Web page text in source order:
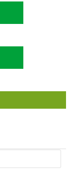
de Weerd Veenendaal